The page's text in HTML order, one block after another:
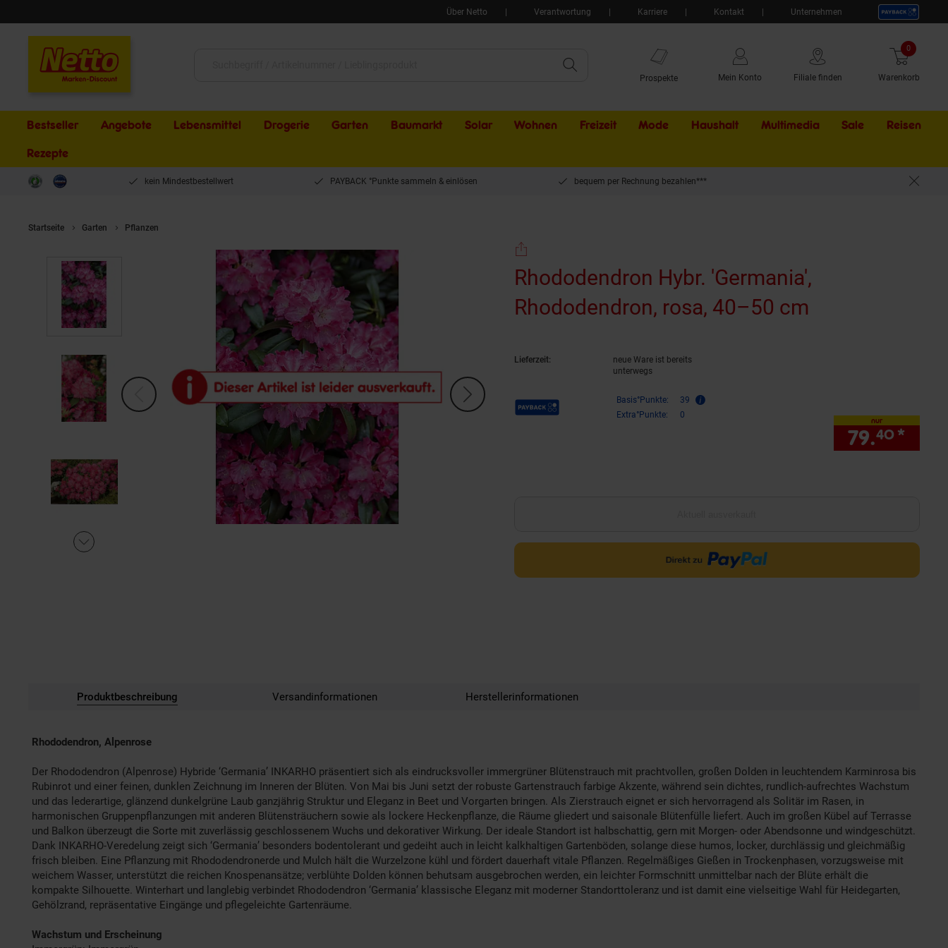
Über Netto Verantwortung Karriere Kontakt Unternehmen
Prospekte Mein Konto Filiale finden Warenkorb
0 Artikel
Bestseller Angebote Lebensmittel Drogerie Garten Baumarkt Solar Wohnen Freizeit Mode Haushalt Multimedia Sale Externer
Reisen
Rezepte
kein Mindestbestellwert PAYBACK °Punkte sammeln & einlösen bequem per Rechnung bezahlen***
Startseite Garten Pflanzen
Rhododendron Hybr. 'Germania',
Rhododendron, rosa, 40–50 cm
Lieferzeit:
neue Ware ist bereits
unterwegs
Payback Punkte Basis°Punkte:
39
Extra°Punkte:
0
nur
79.40 *
Produktbeschreibung Versandinformationen Herstellerinformationen
Rhododendron, Alpenrose
Der Rhododendron (Alpenrose) Hybride ‘Germania’ INKARHO präsentiert sich als eindrucksvoller immergrüner Blütenstrauch mit prachtvollen, großen Dolden in leuchtendem Karminrosa bis
Rubinrot und einer feinen, dunklen Zeichnung im Inneren der Blüten. Von Mai bis Juni setzt der robuste Gartenstrauch farbige Akzente, während sein dichtes, rundlich-aufrechtes Wachstum
und das lederartige, glänzend dunkelgrüne Laub ganzjährig Struktur und Eleganz in Beet und Vorgarten bringen. Als Zierstrauch eignet er sich hervorragend als Solitär im Rasen, in
harmonischen Gruppenpflanzungen mit anderen Blütensträuchern sowie als lockere Heckenpflanze, die Räume gliedert und saisonale Blütenfülle liefert. Auch im großen Kübel auf Terrasse
und Balkon überzeugt die Sorte mit zuverlässig geschlossenem Wuchs und dekorativer Wirkung. Der ideale Standort ist halbschattig, gern mit Morgen- oder Abendsonne und windgeschützt.
Dank INKARHO-Veredelung zeigt sich ‘Germania’ besonders bodentolerant und gedeiht auch in leicht kalkhaltigen Gartenböden, solange diese humos, locker, durchlässig und gleichmäßig
frisch bleiben. Eine Pflanzung mit Rhododendronerde und Mulch hält die Wurzelzone kühl und fördert dauerhaft vitale Pflanzen. Regelmäßiges Gießen in Trockenphasen, vorzugsweise mit
weichem Wasser, unterstützt die reichen Knospenansätze; verblühte Dolden können behutsam ausgebrochen werden, ein leichter Formschnitt unmittelbar nach der Blüte erhält die
kompakte Silhouette. Winterhart und langlebig verbindet Rhododendron ‘Germania’ klassische Eleganz mit moderner Standorttoleranz und ist damit eine vielseitige Wahl für Heidegarten,
Gehölzrand, repräsentative Eingänge und pflegeleichte Gartenräume.
Wachstum und Erscheinung